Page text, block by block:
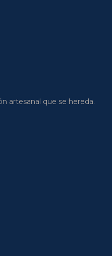
artesanal que se hereda.